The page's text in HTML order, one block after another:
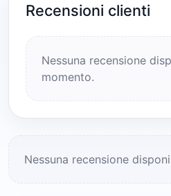
Recensioni clienti
Nessuna recensione
momento.
Nessuna recensione